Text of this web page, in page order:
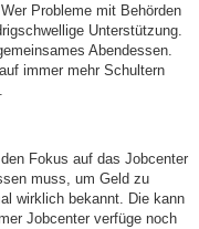
Probleme mit Behörden
Unterstützung.
Abendessen.
immer mehr Schultern
Fokus auf das Jobcenter
muss, um Geld zu
wirklich bekannt. Die kann
Jobcenter verfüge noch